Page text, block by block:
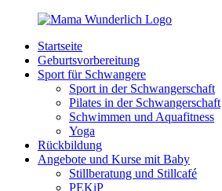
Zurück
Inhalt
MamaWunderlich.de
Mutti
sein
wunderbar!
Startseite
Geburtsvorbereitung
Sport für Schwangere
Sport in der Schwangerschaft
Pilates in der Schwangerschaft
Schwimmen und Aquafitness
Yoga
Rückbildung
Angebote und Kurse mit Baby
Stillberatung und Stillcafé
PEKiP